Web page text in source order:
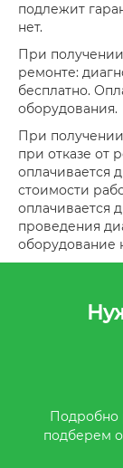
подлежит
нет.
При
ремонте:
бесплатно.
оборудования.
При
при отказе от
оплачивается
стоимости
оплачивается
проведения
оборудование
Подробно
подберем